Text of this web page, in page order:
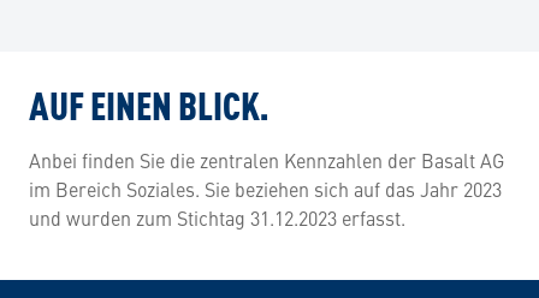
AUF EINEN BLICK.
Anbei finden Sie die zentralen Kennzahlen der Basalt AG
im Bereich Soziales. Sie beziehen sich auf das Jahr 2023
und wurden zum Stichtag 31.12.2023 erfasst.